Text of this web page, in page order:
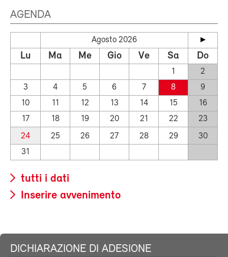
AGENDA
Agosto 2026
Lu Ma Me Gio Ve Sa Do
1
2
3
4 5 6 7 8
9
10
11 12 13 14 15
16
17
18 19 20 21 22
23
24
25 26 27 28 29
30
31
tutti i dati
Inserire avvenimento
DICHIARAZIONE DI ADESIONE